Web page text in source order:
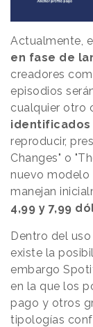
Actualmente,
en fase de
creadores
episodios
cualquier otro
identificados
reproducir,
Changes" o
nuevo modelo
manejan
4,99 y 7,99
Dentro del
existe la
embargo
en la que los
pago y otros
tipologías